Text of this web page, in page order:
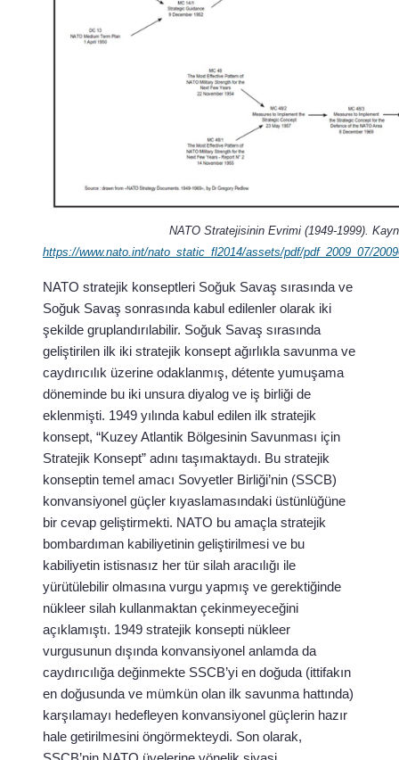
NATO Stratejisinin Evrimi (1949-1999).
https://www.nato.int/nato_static_fl2014/assets/pdf/pdf_2009_07/
NATO stratejik konseptleri Soğuk Savaş sırasında ve
Soğuk Savaş sonrasında kabul edilenler olarak iki
şekilde gruplandırılabilir. Soğuk Savaş sırasında
geliştirilen ilk iki stratejik konsept ağırlıkla savunma ve
caydırıcılık üzerine odaklanmış, détente yumuşama
döneminde bu iki unsura diyalog ve iş birliği de
eklenmişti. 1949 yılında kabul edilen ilk stratejik
konsept, “Kuzey Atlantik Bölgesinin Savunması için
Stratejik Konsept” adını taşımaktaydı. Bu stratejik
konseptin temel amacı Sovyetler Birliği’nin (SSCB)
konvansiyonel güçler kıyaslamasındaki üstünlüğüne
bir cevap geliştirmekti. NATO bu amaçla stratejik
bombardıman kabiliyetinin geliştirilmesi ve bu
kabiliyetin istisnasız her tür silah aracılığı ile
yürütülebilir olmasına vurgu yapmış ve gerektiğinde
nükleer silah kullanmaktan çekinmeyeceğini
açıklamıştı. 1949 stratejik konsepti nükleer
vurgusunun dışında konvansiyonel anlamda da
caydırıcılığa değinmekte SSCB’yi en doğuda (ittifakın
en doğusunda ve mümkün olan ilk savunma hattında)
karşılamayı hedefleyen konvansiyonel güçlerin hazır
hale getirilmesini öngörmekteydi. Son olarak,